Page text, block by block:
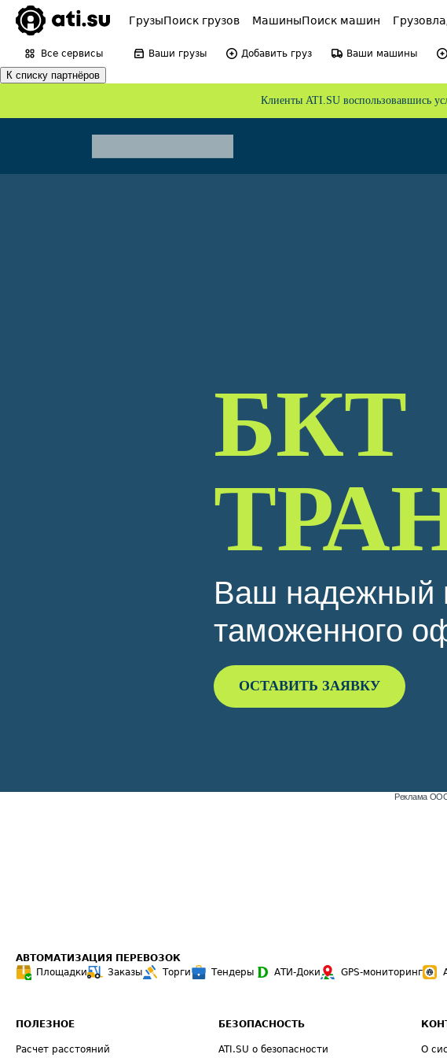
ГрузыПоиск грузов МашиныПоиск машин
Все сервисы Ваши грузы Добавить груз Ваши машины
К списку партнёров
Реклама
АВТОМАТИЗАЦИЯ ПЕРЕВОЗОК
Площадки
Заказы Торги Тендеры АТИ-Доки GPS-мониторинг
ПОЛЕЗНОЕ
Расчет расстояний
БЕЗОПАСНОСТЬ
ATI.SU о безопасности О